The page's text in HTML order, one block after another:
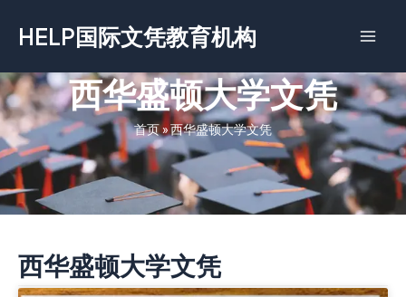
容
HELP国际文凭教育机构
西华盛顿大学文凭
首页»西华盛顿大学文凭
西华盛顿大学文凭